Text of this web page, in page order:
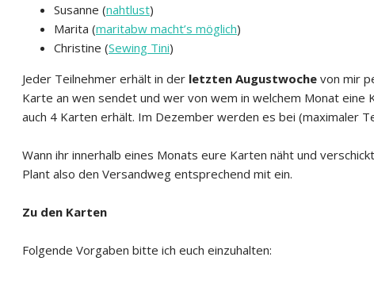
Susanne (nahtlust)
Marita (maritabw macht’s möglich)
Christine (Sewing Tini)
Jeder Teilnehmer erhält in der letzten Augustwoche von mir
Karte an wen sendet und wer von wem in welchem Monat
auch 4 Karten erhält. Im Dezember werden es bei (maximaler
Wann ihr innerhalb eines Monats eure Karten näht und
Plant also den Versandweg entsprechend mit ein.
Zu den Karten
Folgende Vorgaben bitte ich euch einzuhalten: